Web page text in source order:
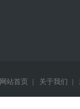
网站首页 | 关于我们 |